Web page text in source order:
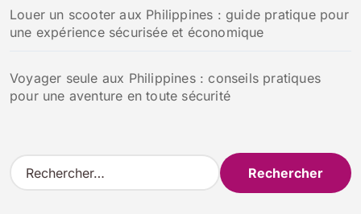
Louer un scooter aux Philippines : guide pratique pour
une expérience sécurisée et économique
Voyager seule aux Philippines : conseils pratiques
pour une aventure en toute sécurité
R
e